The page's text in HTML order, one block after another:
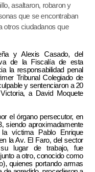
asaltaron, robaron y
que se encontraban
otros ciudadanos que
y Alexis Casado, del
de la Fiscalía de esta
la responsabilidad penal
Tribunal Colegiado de
y sentenciaron a 20
a David Moquete
el órgano persecutor, en
siendo aproximadamente
víctima Pablo Enrique
la Av. El Faro, del sector
lugar de trabajo, fue
a otro, conocido como
quienes portando armas